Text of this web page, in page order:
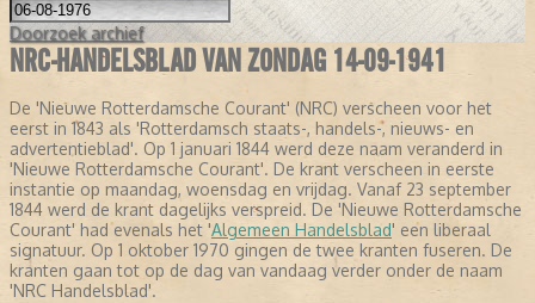
Doorzoek archief
NRC-HANDELSBLAD VAN ZONDAG 14-09-1941
De 'Nieuwe Rotterdamsche Courant' (NRC) verscheen voor het
eerst in 1843 als 'Rotterdamsch staats-, handels-, nieuws- en
advertentieblad'. Op 1 januari 1844 werd deze naam veranderd in
'Nieuwe Rotterdamsche Courant'. De krant verscheen in eerste
instantie op maandag, woensdag en vrijdag. Vanaf 23 september
1844 werd de krant dagelijks verspreid. De 'Nieuwe Rotterdamsche
Courant' had evenals het 'Algemeen Handelsblad' een liberaal
signatuur. Op 1 oktober 1970 gingen de twee kranten fuseren. De
kranten gaan tot op de dag van vandaag verder onder de naam
'NRC Handelsblad'.